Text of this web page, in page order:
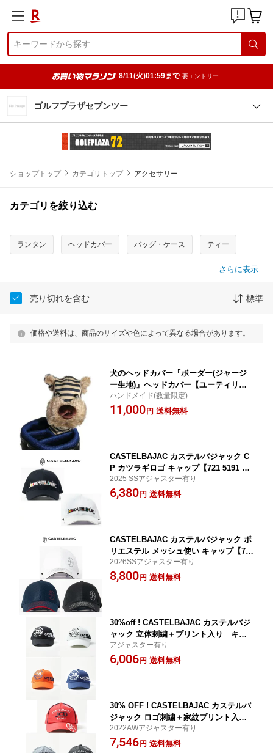
8/11(火)01:59まで 要エントリー
ゴルフプラザセブンツー
ショップトップ カテゴリトップ アクセサリー
カテゴリを絞り込む
ランタン ヘッドカバー バッグ・ケース ティー
さらに表示
売り切れを含む 標準
価格や送料は、商品のサイズや色によって異なる場合があります。
犬のヘッドカバー『ボーダー(ジャージ
ー生地)』ヘッドカバー【ユーティリテ
ィ用 】《ゴールドネイビー》
ハンドメイド(数量限定)
11,000 円 送料無料
CASTELBAJAC カステルバジャック C
P カツラギロゴ キャップ【721 5191 18
3】
2025 SSアジャスター有り
6,380 円 送料無料
CASTELBAJAC カステルバジャック ポ
リエステル メッシュ使い キャップ【72
1-6191-125】
2026SSアジャスター有り
8,800 円 送料無料
30%off ! CASTELBAJAC カステルバジ
ャック 立体刺繍＋プリント入り キャ
ップ【723 2391 121】
アジャスター有り
6,006 円 送料無料
30% OFF ! CASTELBAJAC カステルバ
ジャック ロゴ刺繍＋家紋プリント入
り 中綿 キャップ【7232391133】
2022AWアジャスター有り
7,546 円 送料無料